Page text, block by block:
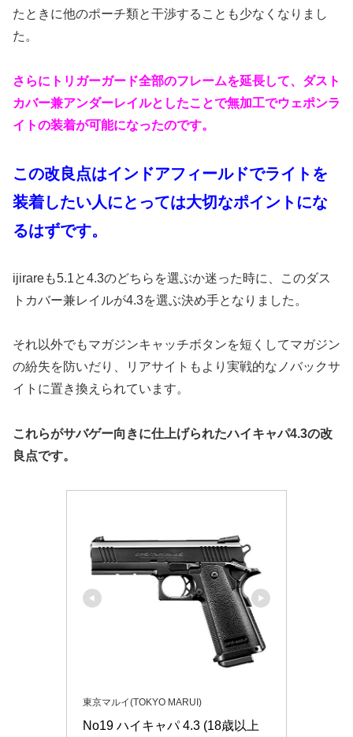
たときに他のポーチ類と干渉することも少なくなりまし
た。
さらにトリガーガード全部のフレームを延長して、ダスト
カバー兼アンダーレイルとしたことで無加工でウェポンラ
イトの装着が可能になったのです。
この改良点はインドアフィールドでライトを
装着したい人にとっては大切なポイントにな
るはずです。
ijirareも5.1と4.3のどちらを選ぶか迷った時に、このダス
トカバー兼レイルが4.3を選ぶ決め手となりました。
それ以外でもマガジンキャッチボタンを短くしてマガジン
の紛失を防いだり、リアサイトもより実戦的なノバックサ
イトに置き換えられています。
これらがサバゲー向きに仕上げられたハイキャパ4.3の改
良点です。
東京マルイ(TOKYO MARUI)
No19 ハイキャパ 4.3 (18歳以上